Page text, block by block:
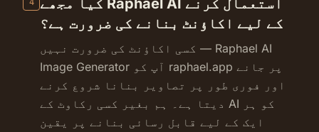
کے لیے اکاؤنٹ بنانے کی ضرورت ہے؟
کسی اکاؤنٹ کی ضرورت نہیں — Raphael AI
Image Generator آپ کو raphael.app پر جانے
اور فوری طور پر تصاویر بنانا شروع کرنے
دیتا ہے۔ ہم بغیر کسی رکاوٹ کے AI کو ہر
ایک کے لیے قابل رسائی بنانے پر یقین